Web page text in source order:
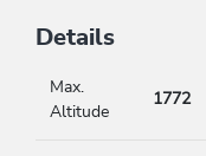
Details
Max.
Altitude
1772